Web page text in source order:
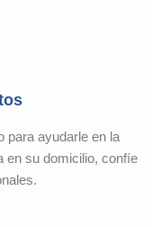
para ayudarle en la
en su domicilio, confíe